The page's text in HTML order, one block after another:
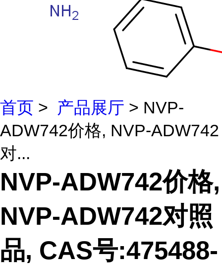
首页 > 产品展厅 > NVP-
ADW742价格, NVP-ADW742
对...
NVP-ADW742价格,
NVP-ADW742对照
品, CAS号:475488-